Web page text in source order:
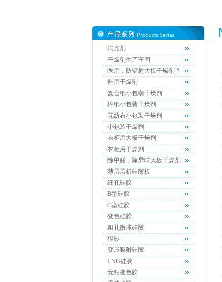
消光剂
干燥剂生产车间
医用，防辐射大板干燥剂 #
鞋用干燥剂
复合纸小包装干燥剂
棉纸小包装干燥剂
无纺布小包装干燥剂
小包装干燥剂
衣柜用大板干燥剂
衣柜用干燥剂
除甲醛，除异味大板干燥剂
薄层层析硅胶板
细孔硅胶
B型硅胶
C型硅胶
变色硅胶
粗孔微球硅胶
猫砂
变压吸附硅胶
FNG硅胶
无钴变色胶